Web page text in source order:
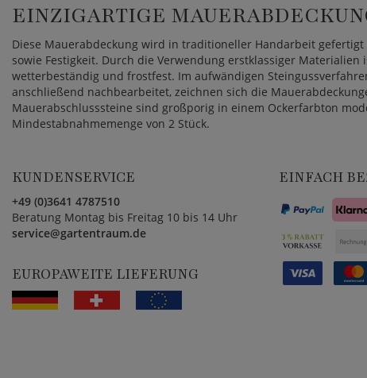
EINZIGARTIGE
Diese Mauerabdeckung wird in traditioneller Handarbeit
sowie Festigkeit. Durch die Verwendung erstklassiger
wetterbeständig und frostfest. Im aufwändigen
anschließend nachbearbeitet, zeichnen sich die
Mauerabschlusssteine sind großporig in einem Ockerfarbton
Mindestabnahmemenge von 2 Stück.
KUNDENSERVICE
+49 (0)3641 4787510
Beratung Montag bis Freitag 10 bis 14 Uhr
service@gartentraum.de
EUROPAWEITE LIEFERUNG
EINFACH